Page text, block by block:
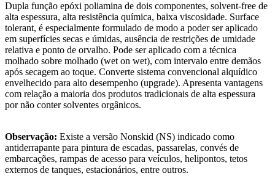
Dupla função epóxi poliamina de dois componentes, solvent-free de
alta espessura, alta resistência química, baixa viscosidade. Surface
tolerant, é especialmente formulado de modo a poder ser aplicado
em superfícies secas e úmidas, ausência de restrições de umidade
relativa e ponto de orvalho. Pode ser aplicado com a técnica
molhado sobre molhado (wet on wet), com intervalo entre demãos
após secagem ao toque. Converte sistema convencional alquídico
envelhecido para alto desempenho (upgrade). Apresenta vantagens
com relação a maioria dos produtos tradicionais de alta espessura
por não conter solventes orgânicos.
Observação: Existe a versão Nonskid (NS) indicado como
antiderrapante para pintura de escadas, passarelas, convés de
embarcações, rampas de acesso para veículos, helipontos, tetos
externos de tanques, estacionários, entre outros.